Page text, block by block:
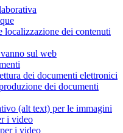
localizzazione dei contenuti
sul web
dei documenti elettronici
dei documenti
(alt text) per le immagini
i video
i video